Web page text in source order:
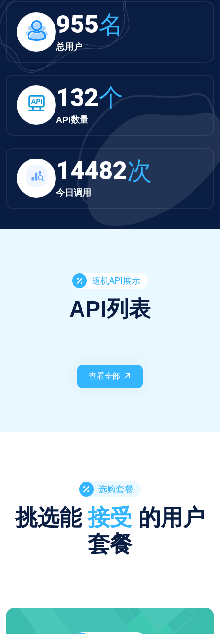
955名
总用户
132个
API数量
14482次
今日调用
随机API展示
API列表
查看全部
选购套餐
挑选能接受 的用户
套餐